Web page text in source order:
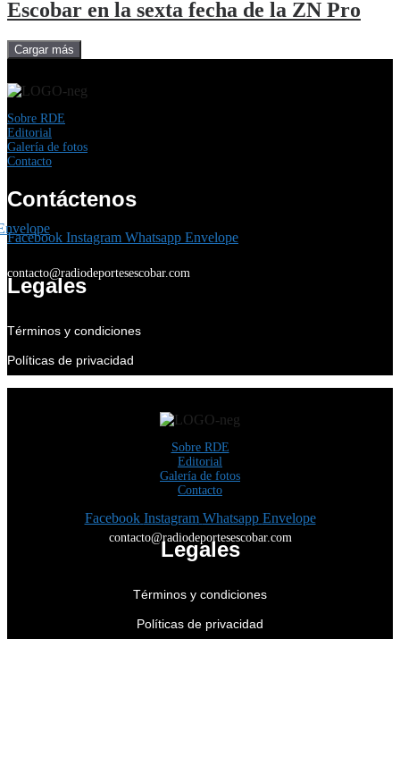
Escobar en la sexta fecha de la ZN Pro
Cargar más
Sobre RDE
Editorial
Galería de fotos
Contacto
Contáctenos
Facebook Instagram Whatsapp Envelope
contacto@radiodeportesescobar.com
Legales
Términos y condiciones
Políticas de privacidad
Sobre RDE
Editorial
Galería de fotos
Contacto
Facebook Instagram Whatsapp Envelope
contacto@radiodeportesescobar.com
Legales
Términos y condiciones
Políticas de privacidad